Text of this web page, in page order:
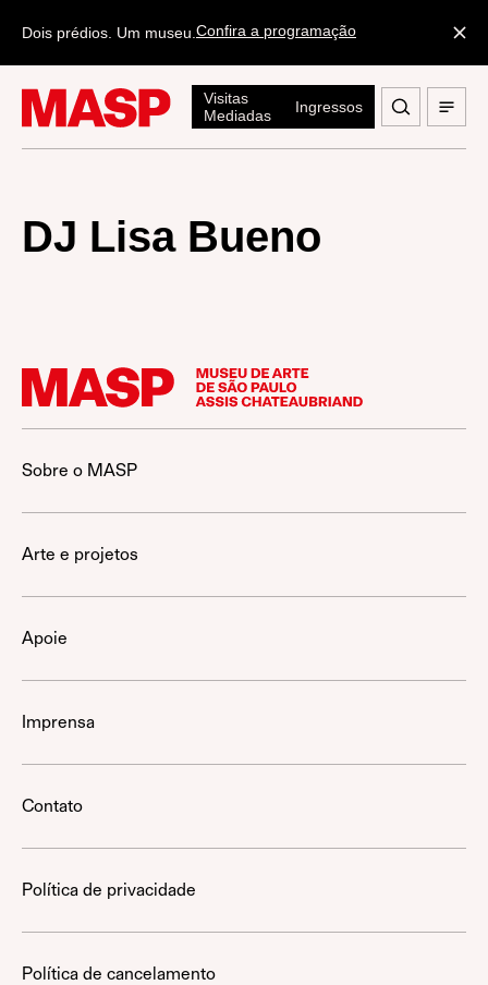
Dois prédios. Um museu. Confira a programação
Visitas
Mediadas
Ingressos
DJ Lisa Bueno
Sobre o MASP
Arte e projetos
Apoie
Imprensa
Contato
Política de privacidade
Política de cancelamento